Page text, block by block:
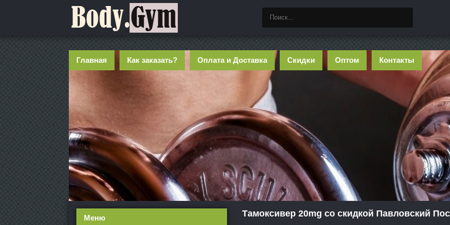
Главная Как заказать? Оплата и Доставка Скидки Оптом Контакты
Тамоксивер 20mg со скидкой Павловский
Меню